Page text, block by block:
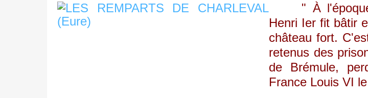
" À l'époque
Henri Ier fit bâtir
château fort.
retenus des
de Brémule,
France Louis VI